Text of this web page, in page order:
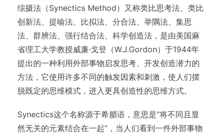
综摄法（Synectics Method）又称类比思考法、类比
创新法、提喻法、比拟法、分合法、举隅法、集思
法、群辨法、强行结合法、科学创造法，是由美国麻
省理工大学教授威廉·戈登（W.J.Gordon）于1944年
提出的一种利用外部事物启发思考、开发创造潜力的
方法，它使用许多不同的触发因素和刺激，使人们摆
脱既定的思维模式，进入更具创造性的思维方式。
Synectics这个名称源于希腊语，意思是“将不同且显
然无关的元素结合在一起”，当人们看到一件外部事物